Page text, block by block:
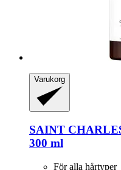
Varukorg
SAINT
300 ml
För alla hårtyper